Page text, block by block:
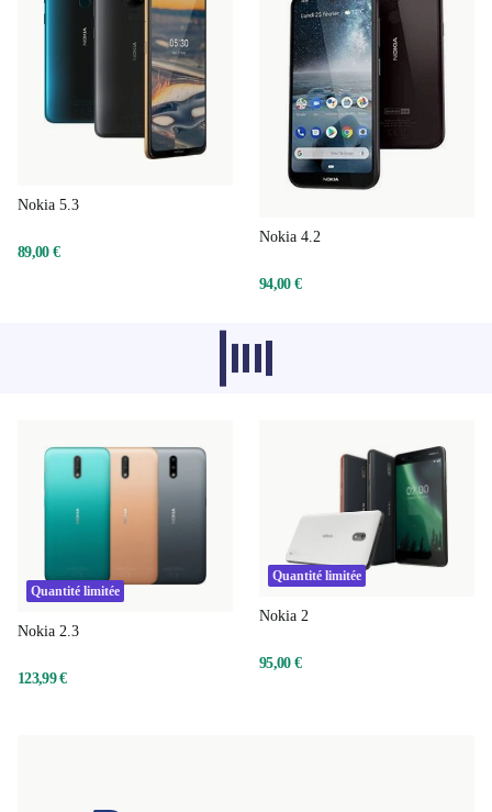
Nokia 5.3
89,00 €
Nokia 4.2
94,00 €
Les produits recommandés dans d'autres
catégories ne se chargent pas pour le
Quantité limitée
Quantité limitée